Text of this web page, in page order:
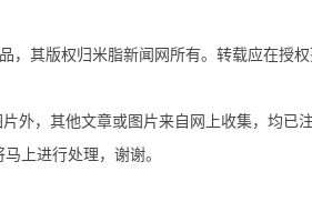
，其版权归米脂新闻网所有。转载应在授
外，其他文章或图片来自网上收集，均已
上进行处理，谢谢。